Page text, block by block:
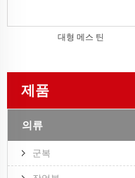
대형 메스 틴
제품
의류
군복